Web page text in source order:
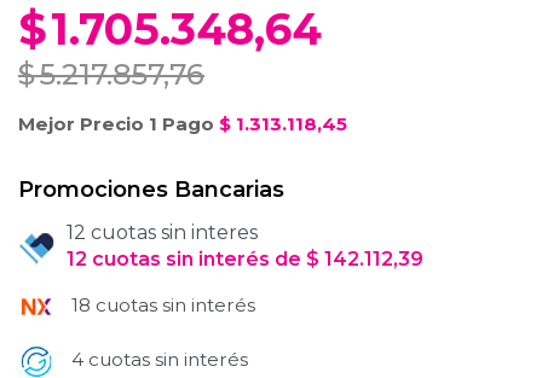
$1.705.348,64
$5.217.857,76
Mejor Precio 1 Pago $ 1.313.118,45
Promociones Bancarias
12 cuotas sin interes
12 cuotas sin interés de $ 142.112,39
18 cuotas sin interés
4 cuotas sin interés